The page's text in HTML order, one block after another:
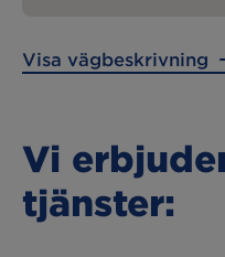
Visa vägbeskrivning
Vi
tjänster: